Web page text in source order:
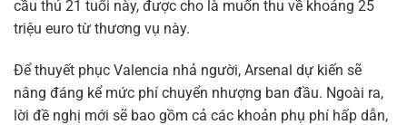
cầu thủ 21 tuổi này, được cho là muốn thu về khoảng 25
triệu euro từ thương vụ này.
Để thuyết phục Valencia nhả người, Arsenal dự kiến sẽ
nâng đáng kể mức phí chuyển nhượng ban đầu. Ngoài ra,
lời đề nghị mới sẽ bao gồm cả các khoản phụ phí hấp dẫn,